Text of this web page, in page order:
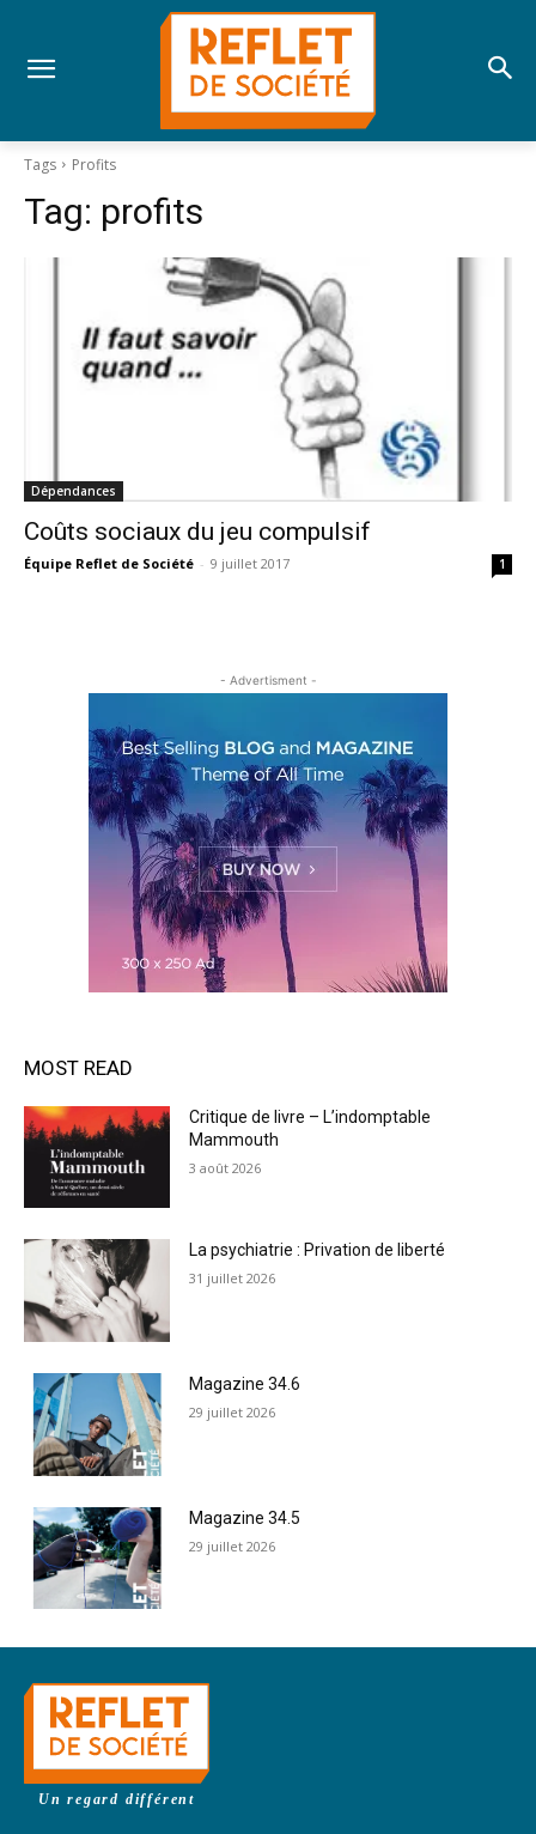
Tags Profits
Tag: profits
Dépendances
Coûts sociaux du jeu compulsif
Équipe Reflet de Société - 9 juillet 2017 1
- Advertisment -
MOST READ
Critique de livre – L’indomptable
Mammouth
3 août 2026
La psychiatrie : Privation de liberté
31 juillet 2026
Magazine 34.6
29 juillet 2026
Magazine 34.5
29 juillet 2026
Un regard différent